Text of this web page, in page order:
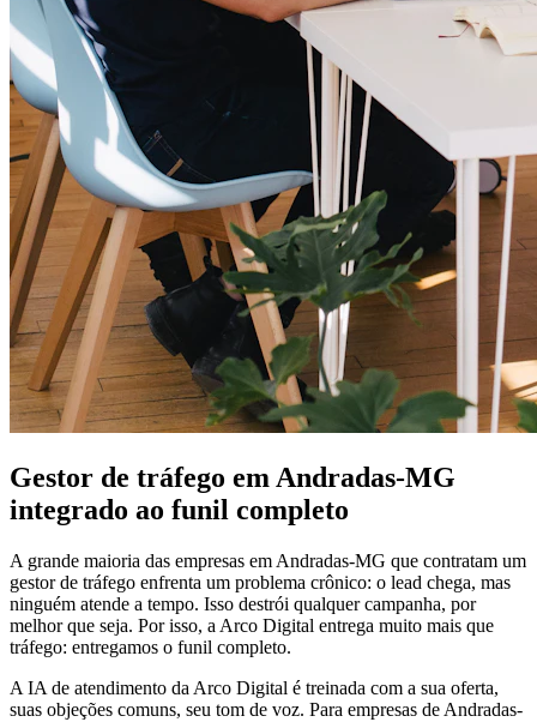
Gestor de tráfego em Andradas-MG
integrado ao funil completo
A grande maioria das empresas em Andradas-MG que contratam um
gestor de tráfego enfrenta um problema crônico: o lead chega, mas
ninguém atende a tempo. Isso destrói qualquer campanha, por
melhor que seja. Por isso, a Arco Digital entrega muito mais que
tráfego: entregamos o funil completo.
A IA de atendimento da Arco Digital é treinada com a sua oferta,
suas objeções comuns, seu tom de voz. Para empresas de Andradas-